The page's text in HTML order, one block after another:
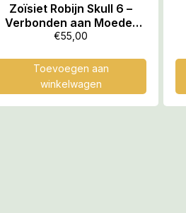
Zoïsiet Robijn Skull 6 –
Verbonden aan Moeder
Maria én de Feeërieke
€55,00
Toevoegen aan
winkelwagen